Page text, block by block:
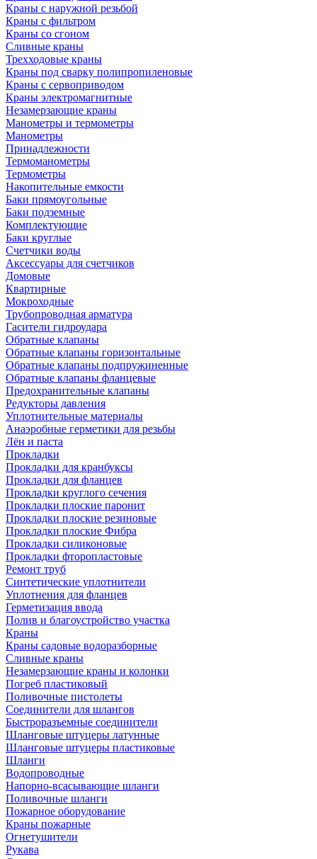
Краны с наружной резьбой
Краны с фильтром
Краны со сгоном
Сливные краны
Трехходовые краны
Краны под сварку полипропиленовые
Краны с сервоприводом
Краны электромагнитные
Незамерзающие краны
Манометры и термометры
Манометры
Принадлежности
Термоманометры
Термометры
Накопительные емкости
Баки прямоугольные
Баки подземные
Комплектующие
Баки круглые
Счетчики воды
Аксессуары для счетчиков
Домовые
Квартирные
Мокроходные
Трубопроводная арматура
Гасители гидроудара
Обратные клапаны
Обратные клапаны горизонтальные
Обратные клапаны подпружиненные
Обратные клапаны фланцевые
Предохранительные клапаны
Редукторы давления
Уплотнительные материалы
Анаэробные герметики для резьбы
Лён и паста
Прокладки
Прокладки для кранбуксы
Прокладки для фланцев
Прокладки круглого сечения
Прокладки плоские паронит
Прокладки плоские резиновые
Прокладки плоские Фибра
Прокладки силиконовые
Прокладки фторопластовые
Ремонт труб
Синтетические уплотнители
Уплотнения для фланцев
Герметизация ввода
Полив и благоустройство участка
Краны
Краны садовые водоразборные
Сливные краны
Незамерзающие краны и колонки
Погреб пластиковый
Поливочные пистолеты
Соединители для шлангов
Быстроразъемные соединители
Шланговые штуцеры латунные
Шланговые штуцеры пластиковые
Шланги
Водопроводные
Напорно-всасывающие шланги
Поливочные шланги
Пожарное оборудование
Краны пожарные
Огнетушители
Рукава